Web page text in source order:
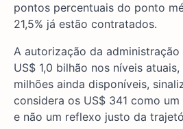
pontos percentuais do ponto
21,5% já estão contratados.
A autorização da
US$ 1,0 bilhão nos níveis
milhões ainda disponíveis,
considera os US$ 341 como
e não um reflexo justo da